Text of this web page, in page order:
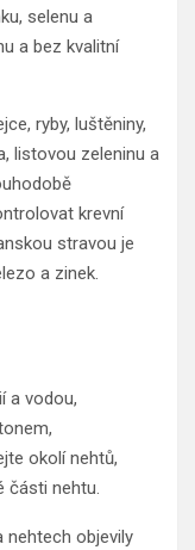
selenu a
a bez kvalitní
ryby, luštěniny,
listovou zeleninu a
krevní
stravou je
a zinek.
a vodou,
okolí nehtů,
části nehtu.
nehtech objevily